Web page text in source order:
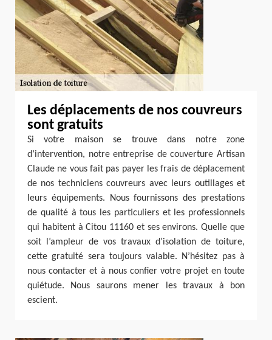
Les déplacements de nos couvreurs
sont gratuits
Si votre maison se trouve dans notre zone
d’intervention, notre entreprise de couverture Artisan
Claude ne vous fait pas payer les frais de déplacement
de nos techniciens couvreurs avec leurs outillages et
leurs équipements. Nous fournissons des prestations
de qualité à tous les particuliers et les professionnels
qui habitent à Citou 11160 et ses environs. Quelle que
soit l’ampleur de vos travaux d’isolation de toiture,
cette gratuité sera toujours valable. N’hésitez pas à
nous contacter et à nous confier votre projet en toute
quiétude. Nous saurons mener les travaux à bon
escient.